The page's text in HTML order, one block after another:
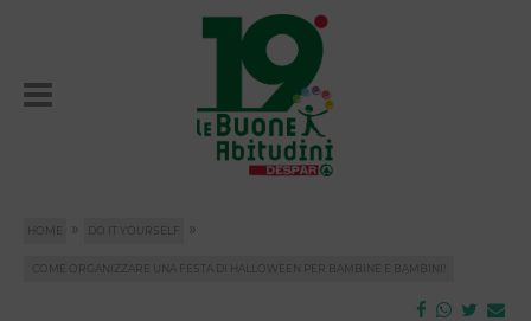
HOME » DO IT YOURSELF »
COME ORGANIZZARE UNA FESTA DI HALLOWEEN PER BAMBINE E BAMBINI!